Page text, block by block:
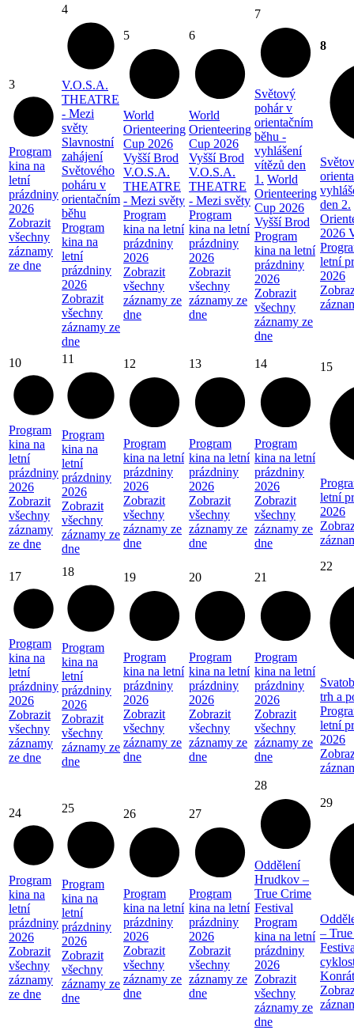
3
Program
kina na
letní
prázdniny
2026
Zobrazit
všechny
záznamy
ze dne
4
V.O.S.A.
THEATRE
- Mezi
světy
Slavnostní
zahájení
Světového
poháru v
orientačním
běhu
Program
kina na
letní
prázdniny
2026
Zobrazit
všechny
záznamy ze
dne
5
World
Orienteering
Cup 2026
Vyšší Brod
V.O.S.A.
THEATRE
- Mezi světy
Program
kina na letní
prázdniny
2026
Zobrazit
všechny
záznamy ze
dne
6
World
Orienteering
Cup 2026
Vyšší Brod
V.O.S.A.
THEATRE
- Mezi světy
Program
kina na letní
prázdniny
2026
Zobrazit
všechny
záznamy ze
dne
7
Světový
pohár v
orientačním
běhu -
vyhlášení
vítězů den
1. World
Orienteering
Cup 2026
Vyšší Brod
Program
kina na letní
prázdniny
2026
Zobrazit
všechny
záznamy ze
dne
8
den 2.
2026
letní
2026
10
Program
kina na
letní
prázdniny
2026
Zobrazit
všechny
záznamy
ze dne
11
Program
kina na
letní
prázdniny
2026
Zobrazit
všechny
záznamy ze
dne
12
Program
kina na letní
prázdniny
2026
Zobrazit
všechny
záznamy ze
dne
13
Program
kina na letní
prázdniny
2026
Zobrazit
všechny
záznamy ze
dne
14
Program
kina na letní
prázdniny
2026
Zobrazit
všechny
záznamy ze
dne
15
letní
2026
17
Program
kina na
letní
prázdniny
2026
Zobrazit
všechny
záznamy
ze dne
18
Program
kina na
letní
prázdniny
2026
Zobrazit
všechny
záznamy ze
dne
19
Program
kina na letní
prázdniny
2026
Zobrazit
všechny
záznamy ze
dne
20
Program
kina na letní
prázdniny
2026
Zobrazit
všechny
záznamy ze
dne
21
Program
kina na letní
prázdniny
2026
Zobrazit
všechny
záznamy ze
dne
22
trh a
letní
2026
24
Program
kina na
letní
prázdniny
2026
Zobrazit
všechny
záznamy
ze dne
25
Program
kina na
letní
prázdniny
2026
Zobrazit
všechny
záznamy ze
dne
26
Program
kina na letní
prázdniny
2026
Zobrazit
všechny
záznamy ze
dne
27
Program
kina na letní
prázdniny
2026
Zobrazit
všechny
záznamy ze
dne
28
Oddělení
Hrudkov –
True Crime
Festival
Program
kina na letní
prázdniny
2026
Zobrazit
všechny
záznamy ze
dne
29
–